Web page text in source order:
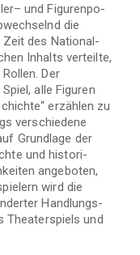
und Figu­ren­po­
die
Zeit des Natio­nal­
Inhalts ver­teilte,
Der
alle Figu­ren
erzäh­len zu
ver­schie­dene
Grund­lage der
und his­to­ri­
ange­bo­ten,
wird die
Hand­lungs­
Thea­ter­spiels und